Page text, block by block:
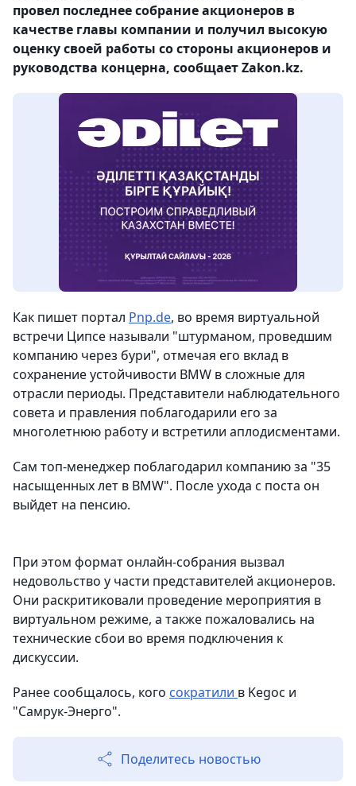
провел последнее собрание акционеров в
качестве главы компании и получил высокую
оценку своей работы со стороны акционеров и
руководства концерна, сообщает Zakon.kz.
Как пишет портал Pnp.de, во время виртуальной
встречи Ципсе называли "штурманом, проведшим
компанию через бури", отмечая его вклад в
сохранение устойчивости BMW в сложные для
отрасли периоды. Представители наблюдательного
совета и правления поблагодарили его за
многолетнюю работу и встретили аплодисментами.
Сам топ-менеджер поблагодарил компанию за "35
насыщенных лет в BMW". После ухода с поста он
выйдет на пенсию.
При этом формат онлайн-собрания вызвал
недовольство у части представителей акционеров.
Они раскритиковали проведение мероприятия в
виртуальном режиме, а также пожаловались на
технические сбои во время подключения к
дискуссии.
Ранее сообщалось, кого сократили в Kegoc и
"Самрук-Энерго".
Поделитесь новостью